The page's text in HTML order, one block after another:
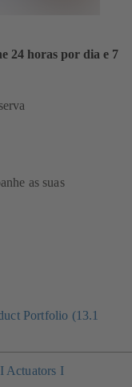
24 horas por dia e 7
as suas
Portfolio (13.1
Actuators I